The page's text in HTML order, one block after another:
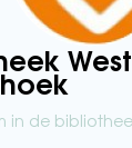
West
in de